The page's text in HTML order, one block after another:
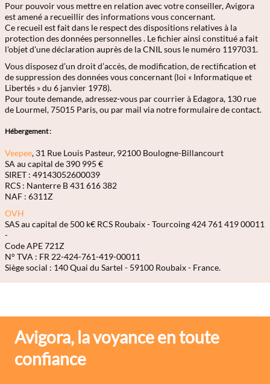
Pour pouvoir vous mettre en relation avec votre conseiller, Avigora
est amené a recueillir des informations vous concernant.
Ce recueil est fait dans le respect des dispositions relatives à la
protection des données personnelles . Le fichier ainsi constitué a fait
l'objet d'une déclaration auprès de la CNIL sous le numéro 1197031.
Vous disposez d’un droit d’accès, de modification, de rectification et
de suppression des données vous concernant (loi « Informatique et
Libertés » du 6 janvier 1978).
Pour toute demande, adressez-vous par courrier à Edagora, 130 rue
de Lourmel, 75015 Paris, ou par mail via notre formulaire de contact.
Hébergement :
Veepee, 31 Rue Louis Pasteur, 92100 Boulogne-Billancourt
SA au capital de 390 995 €
SIRET : 49143052600039
RCS : Nanterre B 431 616 382
NAF : 6311Z
OVH
SAS au capital de 500 k€ RCS Roubaix - Tourcoing 424 761 419 00011
-
Code APE 721Z
N° TVA : FR 22-424-761-419-00011
Siège social : 140 Quai du Sartel - 59100 Roubaix - France.
Avigora, la voyance en toute
confiance